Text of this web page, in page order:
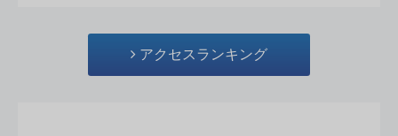
アクセスランキング